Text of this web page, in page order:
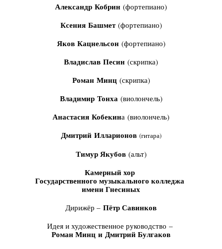
Александр Кобрин (фортепиано)
Ксения Башмет(фортепиано)
Яков Кацнельсон(фортепиано)
Владислав Песин (скрипка)
Роман Минц (скрипка)
Владимир Тонха(виолончель)
Анастасия Кобекина (виолончель)
Дмитрий Илларионов (гитара)
Тимур Якубов(альт)
Камерный хор
Государственного музыкального колледжа
имени Гнесиных
Дирижёр – Пётр Савинков
Идея и художественное руководство –
Роман Минц и Дмитрий Булгаков